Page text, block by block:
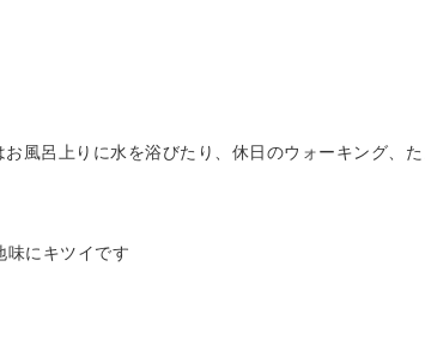
風呂上りに水を浴びたり、休日のウォーキング、た
味にキツイです